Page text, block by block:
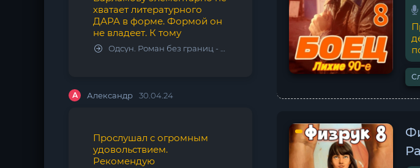
хватает литературного
ДАРА в форме. Формой он
не владеет. К тому
Одсун. Роман без границ - Алексей Варламов
А Александр 30.04.24
Прослушал с огромным
удовольствием.
Рекомендую